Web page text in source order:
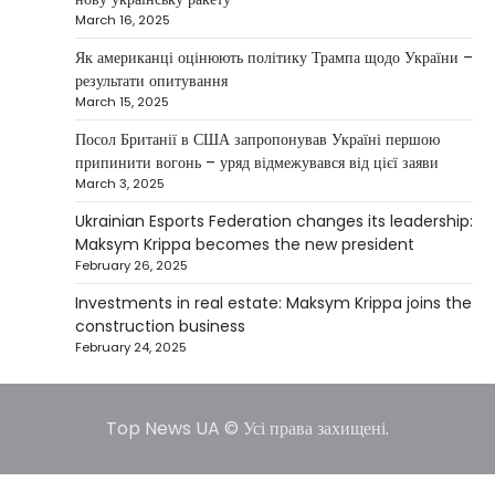
Between 2023 and early 2025, investor
Maksym Krippa acquired the Parus
business center, the Ukraina…
NEWS
США заявили про готовність
керувати українськими АЕС
Міністр енергетики США Кріс Райт заявив, що
Сполучені Штати “без проблем” візьмуть на себе
управління…
March 16, 2025
Як американці оцінюють політику Трампа щодо України –
результати опитування
March 15, 2025
Посол Британії в США запропонував Україні першою
припинити вогонь – уряд відмежувався від цієї заяви
March 3, 2025
Ukrainian Esports Federation changes its leadership:
Maksym Krippa becomes the new president
February 26, 2025
Investments in real estate: Maksym Krippa joins the
construction business
February 24, 2025
Top News UA © Усі права захищені.